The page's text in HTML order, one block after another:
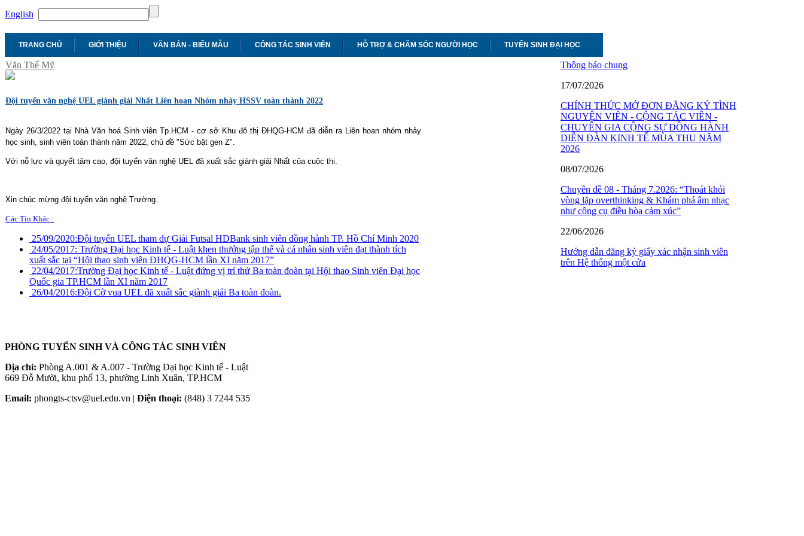
English
TRANG CHỦ GIỚI THIỆU VĂN BẢN - BIỂU MẪU CÔNG TÁC SINH VIÊN HỖ TRỢ & CHĂM SÓC NGƯỜI HỌC TUYỂN SINH ĐẠI HỌC
Văn Thể Mỹ
Đội tuyển văn nghệ UEL giành giải Nhất Liên hoan Nhóm nhảy HSSV toàn thành 2022
Ngày 26/3/2022 tại Nhà Văn hoá Sinh viên Tp.HCM - cơ sở Khu đô thị ĐHQG-HCM đã diễn ra Liên hoan nhóm nhảy
học sinh, sinh viên toàn thành năm 2022, chủ đề "Sức bật gen Z".
Với nỗ lực và quyết tâm cao, đội tuyển văn nghệ UEL đã xuất sắc giành giải Nhất của cuộc thi.
Xin chúc mừng đội tuyển văn nghệ Trường.
Các Tin Khác :
25/09/2020:Đội tuyển UEL tham dự Giải Futsal HDBank sinh viên đồng hành TP. Hồ Chí Minh 2020
24/05/2017: Trường Đại học Kinh tế - Luật khen thưởng tập thể và cá nhân sinh viên đạt thành tích
xuất sắc tại “Hội thao sinh viên ĐHQG-HCM lần XI năm 2017”
22/04/2017:Trường Đại học Kinh tế - Luật đứng vị trí thứ Ba toàn đoàn tại Hội thao Sinh viên Đại học
Quốc gia TP.HCM lần XI năm 2017
26/04/2016:Đội Cờ vua UEL đã xuất sắc giành giải Ba toàn đoàn.
Thông báo chung
17/07/2026
CHÍNH THỨC MỞ ĐƠN ĐĂNG KÝ TÌNH
NGUYỆN VIÊN - CỘNG TÁC VIÊN -
CHUYÊN GIA CỘNG SỰ ĐỒNG HÀNH
DIỄN ĐÀN KINH TẾ MÙA THU NĂM
2026
08/07/2026
Chuyên đề 08 - Tháng 7.2026: “Thoát khỏi
vòng lặp overthinking & Khám phá âm nhạc
như công cụ điều hòa cảm xúc”
22/06/2026
Hướng dẫn đăng ký giấy xác nhận sinh viên
trên Hệ thống một cửa
PHÒNG TUYỂN SINH VÀ CÔNG TÁC SINH VIÊN
Địa chỉ: Phòng A.001 & A.007 - Trường Đại học Kinh tế - Luật
669 Đỗ Mười, khu phố 13, phường Linh Xuân, TP.HCM
Email: phongts-ctsv@uel.edu.vn | Điện thoại: (848) 3 7244 535